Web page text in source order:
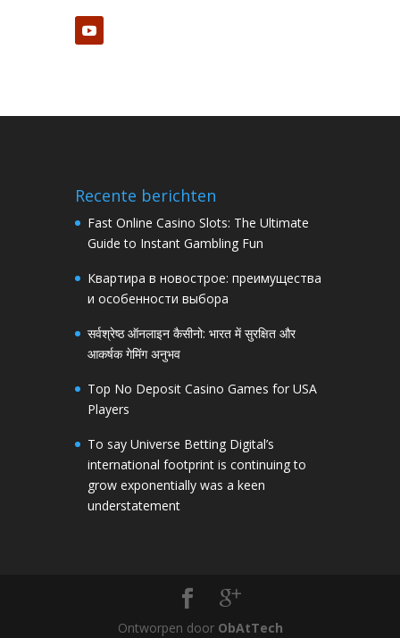
Recente berichten
Fast Online Casino Slots: The Ultimate
Guide to Instant Gambling Fun
Квартира в новострое: преимущества
и особенности выбора
सर्वश्रेष्ठ ऑनलाइन कैसीनो: भारत में सुरक्षित और
आकर्षक गेमिंग अनुभव
Top No Deposit Casino Games for USA
Players
To say Universe Betting Digital’s
international footprint is continuing to
grow exponentially was a keen
understatement
Ontworpen door ObAtTech